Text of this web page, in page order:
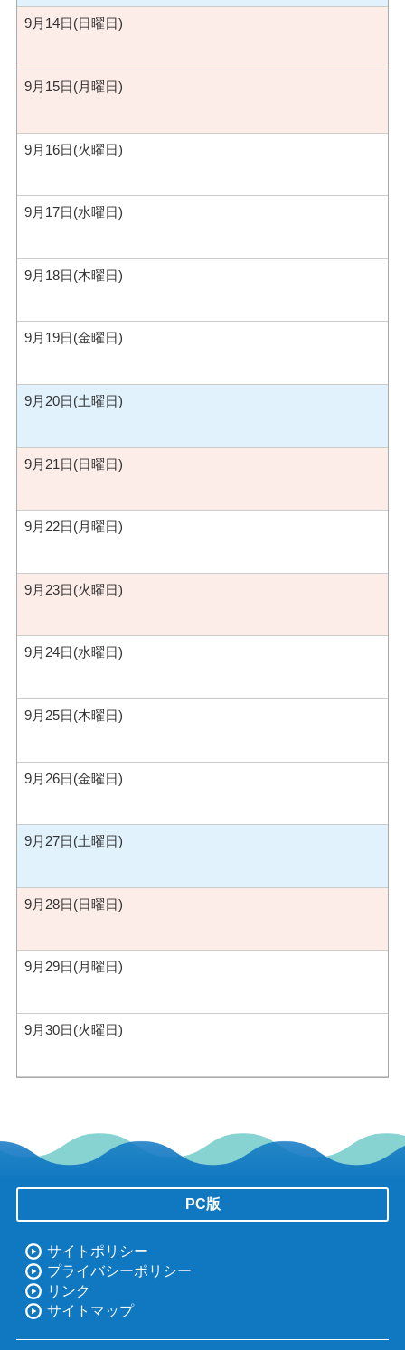
9月14日(日曜日)
9月15日(月曜日)
9月16日(火曜日)
9月17日(水曜日)
9月18日(木曜日)
9月19日(金曜日)
9月20日(土曜日)
9月21日(日曜日)
9月22日(月曜日)
9月23日(火曜日)
9月24日(水曜日)
9月25日(木曜日)
9月26日(金曜日)
9月27日(土曜日)
9月28日(日曜日)
9月29日(月曜日)
9月30日(火曜日)
PC版
サイトポリシー
プライバシーポリシー
リンク
サイトマップ